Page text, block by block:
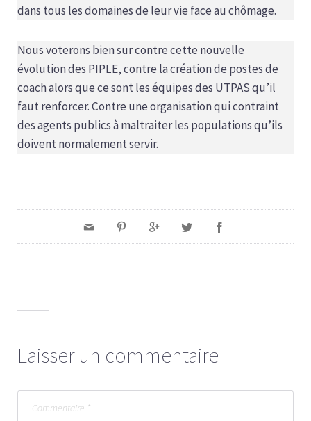
dans tous les domaines de leur vie face au chômage.
Nous voterons bien sur contre cette nouvelle
évolution des PIPLE, contre la création de postes de
coach alors que ce sont les équipes des UTPAS qu’il
faut renforcer. Contre une organisation qui contraint
des agents publics à maltraiter les populations qu’ils
doivent normalement servir.
Laisser un commentaire